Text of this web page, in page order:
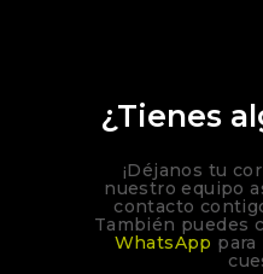
¿Tienes
¡Déjanos tu
nuestro equipo
contacto
También puedes
WhatsApp